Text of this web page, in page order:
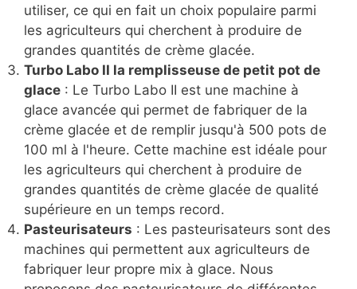
utiliser, ce qui en fait un choix populaire parmi
les agriculteurs qui cherchent à produire de
grandes quantités de crème glacée.
Turbo Labo II la remplisseuse de petit pot de
glace : Le Turbo Labo II est une machine à
glace avancée qui permet de fabriquer de la
crème glacée et de remplir jusqu'à 500 pots de
100 ml à l'heure. Cette machine est idéale pour
les agriculteurs qui cherchent à produire de
grandes quantités de crème glacée de qualité
supérieure en un temps record.
Pasteurisateurs : Les pasteurisateurs sont des
machines qui permettent aux agriculteurs de
fabriquer leur propre mix à glace. Nous